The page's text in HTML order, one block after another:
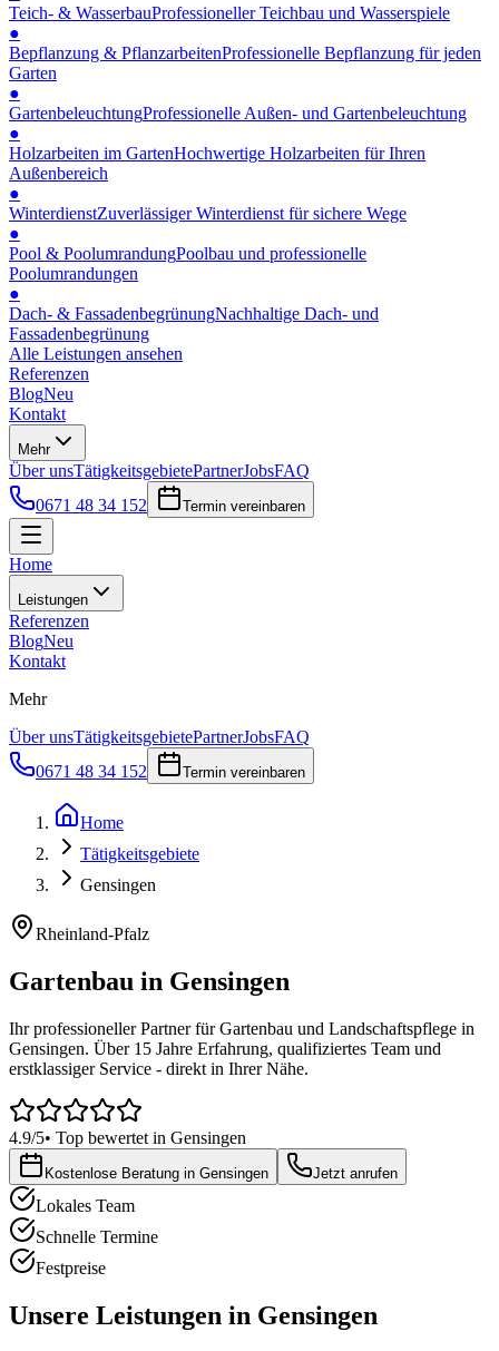
Teich- & WasserbauProfessioneller Teichbau und Wasserspiele
●
Bepflanzung & PflanzarbeitenProfessionelle Bepflanzung für jeden
Garten
●
GartenbeleuchtungProfessionelle Außen- und Gartenbeleuchtung
●
Holzarbeiten im GartenHochwertige Holzarbeiten für Ihren
Außenbereich
●
WinterdienstZuverlässiger Winterdienst für sichere Wege
●
Pool & PoolumrandungPoolbau und professionelle
Poolumrandungen
●
Dach- & FassadenbegrünungNachhaltige Dach- und
Fassadenbegrünung
Alle Leistungen ansehen
Referenzen
BlogNeu
Kontakt
Mehr
Über unsTätigkeitsgebietePartnerJobsFAQ
0671 48 34 152
Termin vereinbaren
Home
Leistungen
Referenzen
BlogNeu
Kontakt
Mehr
Über unsTätigkeitsgebietePartnerJobsFAQ
0671 48 34 152
Termin vereinbaren
Home
Tätigkeitsgebiete
Gensingen
Rheinland-Pfalz
Gartenbau in Gensingen
Ihr professioneller Partner für Gartenbau und Landschaftspflege in
Gensingen. Über 15 Jahre Erfahrung, qualifiziertes Team und
erstklassiger Service - direkt in Ihrer Nähe.
4.9/5• Top bewertet in Gensingen
Kostenlose Beratung in Gensingen Jetzt anrufen
Lokales Team
Schnelle Termine
Festpreise
Unsere Leistungen in Gensingen